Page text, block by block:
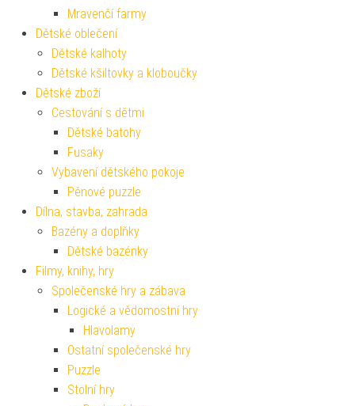
Mravenčí farmy
Dětské oblečení
Dětské kalhoty
Dětské kšiltovky a kloboučky
Dětské zboží
Cestování s dětmi
Dětské batohy
Fusaky
Vybavení dětského pokoje
Pěnové puzzle
Dílna, stavba, zahrada
Bazény a doplňky
Dětské bazénky
Filmy, knihy, hry
Společenské hry a zábava
Logické a vědomostní hry
Hlavolamy
Ostatní společenské hry
Puzzle
Stolní hry